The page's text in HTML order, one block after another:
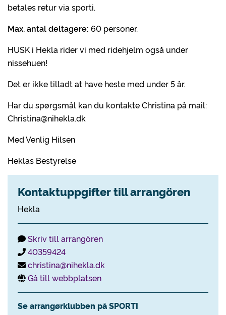
betales retur via sporti.
Max. antal deltagere: 60 personer.
HUSK i Hekla rider vi med ridehjelm også under
nissehuen!
Det er ikke tilladt at have heste med under 5 år.
Har du spørgsmål kan du kontakte Christina på mail:
Christina@nihekla.dk
Med Venlig Hilsen
Heklas Bestyrelse
Kontaktuppgifter till arrangören
Hekla
Skriv till arrangören
40359424
christina@nihekla.dk
Gå till webbplatsen
Se arrangørklubben på SPORTI